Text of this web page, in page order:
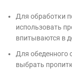
Для обработки
использовать
впитываются в
Для обеденного
выбрать